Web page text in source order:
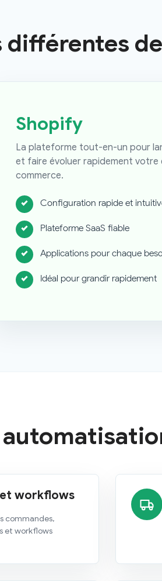
Shopify
La plateforme tout-en-un pour
et faire évoluer rapidement votre
commerce.
Configuration rapide et
Plateforme SaaS fiable
Applications pour chaque
Idéal pour grandir rapidement
workflows
commandes,
et workflows